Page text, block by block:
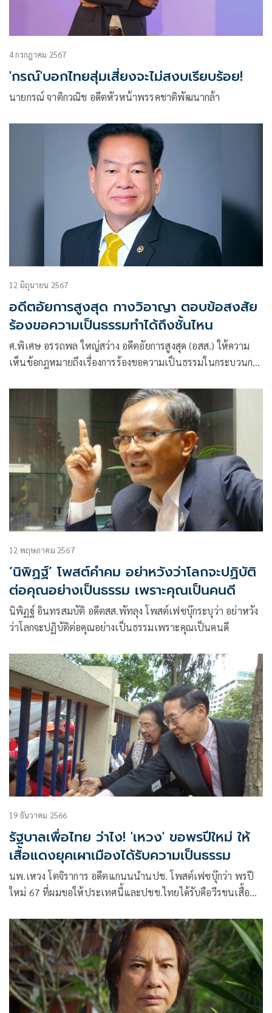
4 กรกฎาคม 2567
'กรณ์'บอกไทยสุ่มเสี่ยงจะไม่สงบเรียบร้อย!
นายกรณ์ จาติกวณิช อดีตหัวหน้าพรรคชาติพัฒนากล้า
12 มิถุนายน 2567
อดีตอัยการสูงสุด กางวิอาญา ตอบข้อสงสัย
ร้องขอความเป็นธรรมทำได้ถึงชั้นไหน
ศ.พิเศษ อรรถพล ใหญ่สว่าง อดีตอัยการสูงสุด (อสส.) ให้ความ
เห็นข้อกฎหมายถึงเรื่องการร้องขอความเป็นธรรมในกระบวนการ
12 พฤษภาคม 2567
‘นิพิฏฐ์’ โพสต์คำคม อย่าหวังว่าโลกจะปฏิบัติ
ต่อคุณอย่างเป็นธรรม เพราะคุณเป็นคนดี
นิพิฏฐ์ อินทรสมบัติ อดีตสส.พัทลุง โพสต์เฟซบุ๊กระบุว่า อย่าหวัง
ว่าโลกจะปฏิบัติต่อคุณอย่างเป็นธรรมเพราะคุณเป็นคนดี
19 ธันวาคม 2566
รัฐบาลเพื่อไทย ว่าไง! 'เหวง' ขอพรปีใหม่ ให้
เสื้อแดงยุคเผาเมืองได้รับความเป็นธรรม
นพ.เหวง โตจิราการ อดีตแกนนนำนปช. โพสต์เฟซบุ๊กว่า พรปี
ใหม่ 67 ที่ผมขอให้ประเทศนี้และปชช.ไทยได้รับคือวีรชนเสื้อ